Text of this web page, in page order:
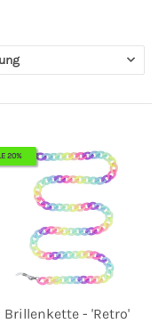
20%
Brillenkette - 'Retro'